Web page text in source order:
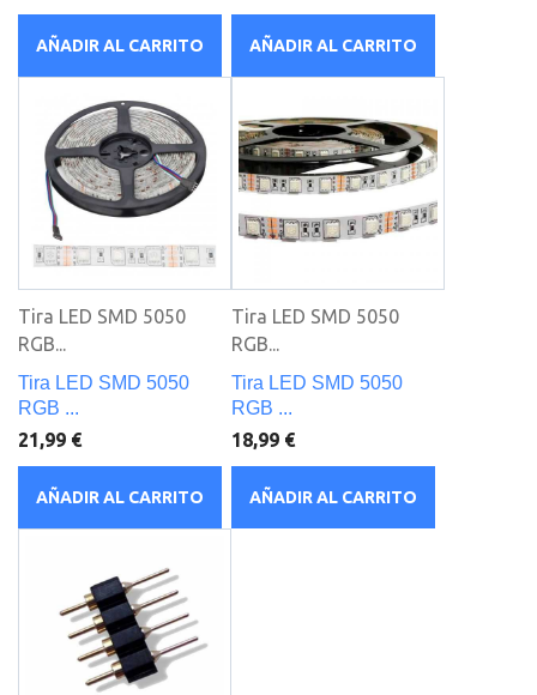
AÑADIR AL CARRITO AÑADIR AL CARRITO
Tira LED SMD 5050
RGB...
Tira LED SMD 5050
RGB ...
21,99 €
AÑADIR AL CARRITO
Tira LED SMD 5050
RGB...
Tira LED SMD 5050
RGB ...
18,99 €
AÑADIR AL CARRITO